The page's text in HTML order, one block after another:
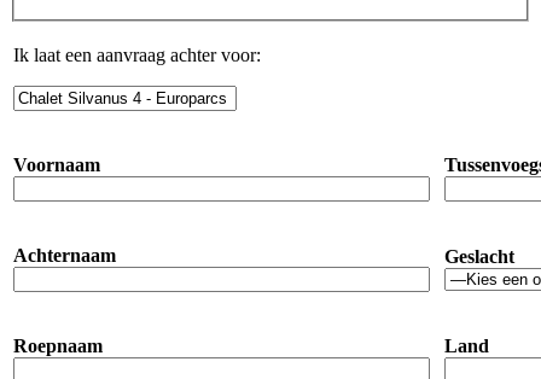
Ik laat een aanvraag achter voor:
Voornaam
Achternaam Geslacht
Roepnaam Land